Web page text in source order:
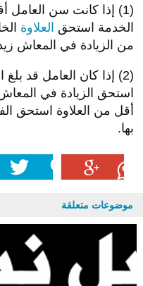
(1) إذا كانت سن العامل
الخدمة استحق العلاوة
من الزيادة في المعاش
(2) إذا كان العامل قد
استحق الزيادة في
أقل من العلاوة استحق
بها.
موضوعات متعلقة